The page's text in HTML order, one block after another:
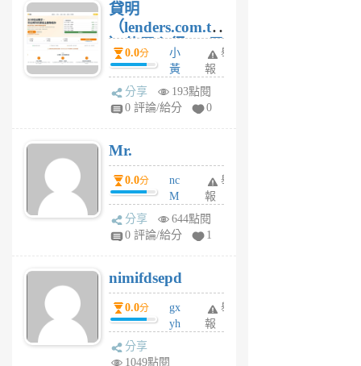
貸明
（lenders.com.tw
）使用心得 — 民
間貸款比較平台
體驗
0.0分
小
黃
蜂
1
舉
報
分享
193點閱
0 評論/給分
0
Mr.
0.0分
nc
M
U
F
U
5
個
月
舉
報
分享
644點閱
0 評論/給分
1
nimifdsepd
0.0分
gx
yh
舉
報
分享
1049點閱